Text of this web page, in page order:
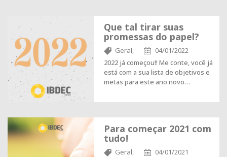
Que tal tirar suas
promessas do papel?
Geral,
04/01/2022
2022 já começou!! Me conte, você já
está com a sua lista de objetivos e
metas para este ano novo…
Para começar 2021 com
tudo!
Geral,
04/01/2021